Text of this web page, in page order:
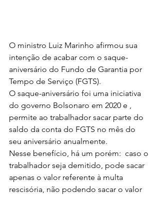
O ministro Luiz Marinho afirmou sua
intenção de acabar com o saque-
aniversário do Fundo de Garantia por
Tempo de Serviço (FGTS).
O saque-aniversário foi uma iniciativa
do governo Bolsonaro em 2020 e ,
permite ao trabalhador sacar parte do
saldo da conta do FGTS no mês do
seu aniversário anualmente.
Nesse benefício, há um porém:  caso o
trabalhador seja demitido, pode sacar
apenas o valor referente à multa
rescisória, não podendo sacar o valor